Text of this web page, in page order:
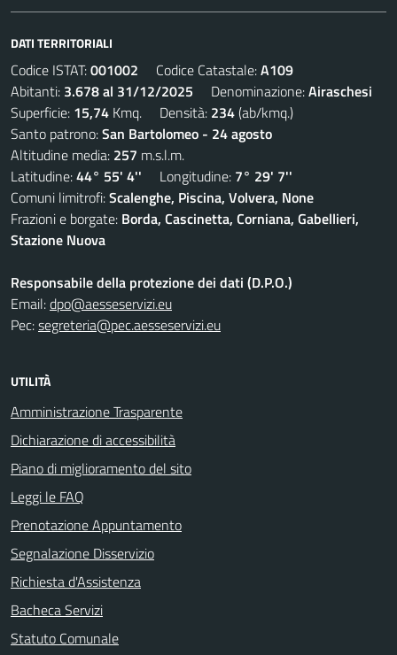
DATI TERRITORIALI
Codice ISTAT:001002 Codice Catastale:A109
Abitanti: 3.678 al 31/12/2025 Denominazione:Airaschesi
Superficie: 15,74 Kmq. Densità: 234(ab/kmq.)
Santo patrono:San Bartolomeo - 24 agosto
Altitudine media: 257 m.s.l.m.
Latitudine:44° 55' 4'' Longitudine: 7° 29' 7''
Comuni limitrofi:Scalenghe, Piscina, Volvera, None
Frazioni e borgate: Borda, Cascinetta, Corniana, Gabellieri,
Stazione Nuova
Responsabile della protezione dei dati (D.P.O.)
Email:dpo@aesseservizi.eu
Pec:segreteria@pec.aesseservizi.eu
UTILITÀ
Amministrazione Trasparente
Dichiarazione di accessibilità
Piano di miglioramento del sito
Leggi le FAQ
Prenotazione Appuntamento
Segnalazione Disservizio
Richiesta d'Assistenza
Bacheca Servizi
Statuto Comunale